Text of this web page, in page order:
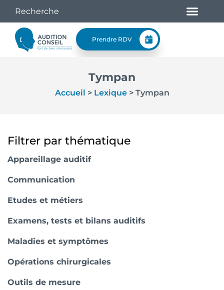
Prendre RDV
Tympan
Accueil > Lexique> Tympan
Filtrer par thématique
Appareillage auditif
Communication
Etudes et métiers
Examens, tests et bilans auditifs
Maladies et symptômes
Opérations chirurgicales
Outils de mesure